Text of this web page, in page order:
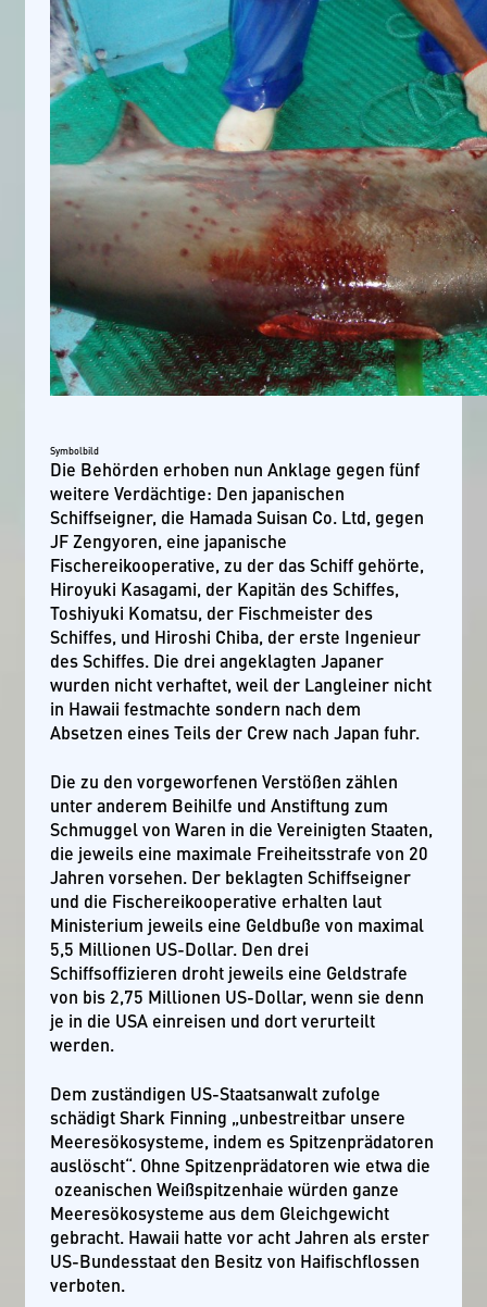
Symbolbild
Die Behörden erhoben nun Anklage gegen fünf
weitere Verdächtige: Den japanischen
Schiffseigner, die Hamada Suisan Co. Ltd, gegen
JF Zengyoren, eine japanische
Fischereikooperative, zu der das Schiff gehörte,
Hiroyuki Kasagami, der Kapitän des Schiffes,
Toshiyuki Komatsu, der Fischmeister des
Schiffes, und Hiroshi Chiba, der erste Ingenieur
des Schiffes. Die drei angeklagten Japaner
wurden nicht verhaftet, weil der Langleiner nicht
in Hawaii festmachte sondern nach dem
Absetzen eines Teils der Crew nach Japan fuhr.
Die zu den vorgeworfenen Verstößen zählen
unter anderem Beihilfe und Anstiftung zum
Schmuggel von Waren in die Vereinigten Staaten,
die jeweils eine maximale Freiheitsstrafe von 20
Jahren vorsehen. Der beklagten Schiffseigner
und die Fischereikooperative erhalten laut
Ministerium jeweils eine Geldbuße von maximal
5,5 Millionen US-Dollar. Den drei
Schiffsoffizieren droht jeweils eine Geldstrafe
von bis 2,75 Millionen US-Dollar, wenn sie denn
je in die USA einreisen und dort verurteilt
werden.
Dem zuständigen US-Staatsanwalt zufolge
schädigt Shark Finning „unbestreitbar unsere
Meeresökosysteme, indem es Spitzenprädatoren
auslöscht“. Ohne Spitzenprädatoren wie etwa die
ozeanischen Weißspitzenhaie würden ganze
Meeresökosysteme aus dem Gleichgewicht
gebracht. Hawaii hatte vor acht Jahren als erster
US-Bundesstaat den Besitz von Haifischflossen
verboten.